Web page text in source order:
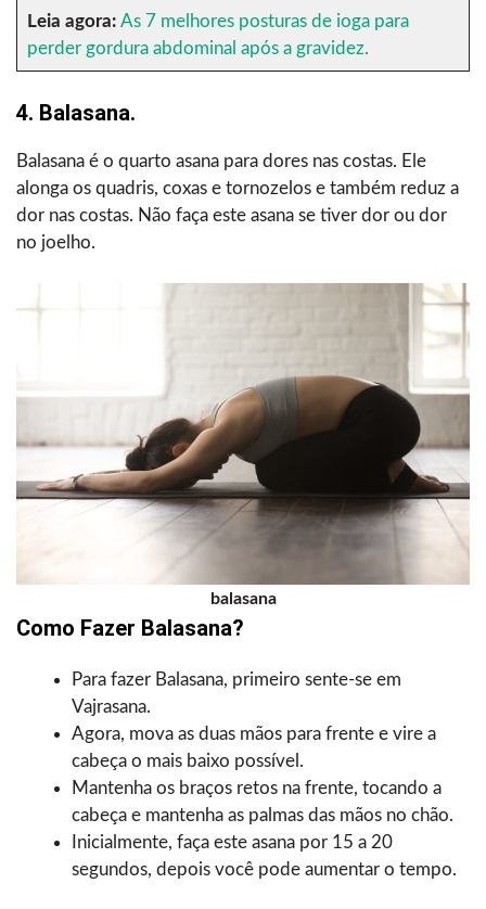
Leia agora: As 7 melhores posturas de ioga para
perder gordura abdominal após a gravidez.
4. Balasana.
Balasana é o quarto asana para dores nas costas. Ele
alonga os quadris, coxas e tornozelos e também reduz a
dor nas costas. Não faça este asana se tiver dor ou dor
no joelho.
balasana
Como Fazer Balasana?
Para fazer Balasana, primeiro sente-se em
Vajrasana.
Agora, mova as duas mãos para frente e vire a
cabeça o mais baixo possível.
Mantenha os braços retos na frente, tocando a
cabeça e mantenha as palmas das mãos no chão.
Inicialmente, faça este asana por 15 a 20
segundos, depois você pode aumentar o tempo.